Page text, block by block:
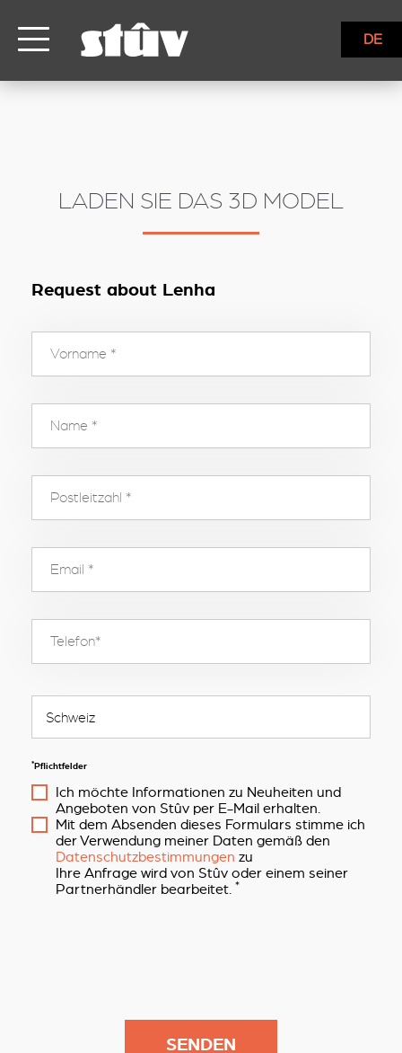
DE
LADEN SIE DAS 3D MODEL
Request about Lenha
*Pflichtfelder
Ich möchte Informationen zu Neuheiten und
Angeboten von Stûv per E-Mail erhalten.
Mit dem Absenden dieses Formulars stimme ich
der Verwendung meiner Daten gemäß den
Datenschutzbestimmungen zu
Ihre Anfrage wird von Stûv oder einem seiner
Partnerhändler bearbeitet. *